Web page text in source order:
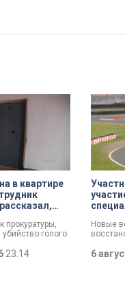
в квартире
прокуратуры,
голого
его на
Два года
23:14
Новые
фонда
6